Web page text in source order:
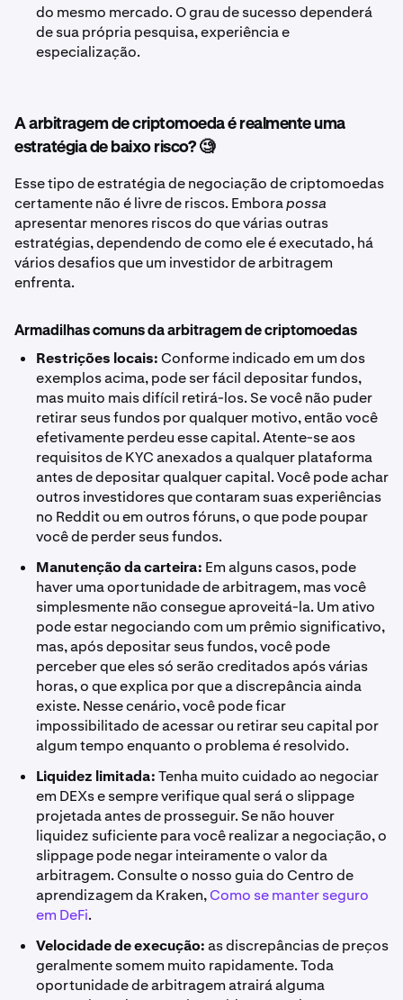
do mesmo mercado. O grau de sucesso dependerá
de sua própria pesquisa, experiência e
especialização.
A arbitragem de criptomoeda é realmente uma
estratégia de baixo risco? 🧐
Esse tipo de estratégia de negociação de criptomoedas
certamente não é livre de riscos. Emborapossa
apresentar menores riscos do que várias outras
estratégias, dependendo de como ele é executado, há
vários desafios que um investidor de arbitragem
enfrenta.
Armadilhas comuns da arbitragem de criptomoedas
Restrições locais:Conforme indicado em um dos
exemplos acima, pode ser fácil depositar fundos,
mas muito mais difícil retirá-los. Se você não puder
retirar seus fundos por qualquer motivo, então você
efetivamente perdeu esse capital. Atente-se aos
requisitos de KYC anexados a qualquer plataforma
antes de depositar qualquer capital. Você pode achar
outros investidores que contaram suas experiências
no Reddit ou em outros fóruns, o que pode poupar
você de perder seus fundos.
Manutenção da carteira: Em alguns casos, pode
haver uma oportunidade de arbitragem, mas você
simplesmente não consegue aproveitá-la. Um ativo
pode estar negociando com um prêmio significativo,
mas, após depositar seus fundos, você pode
perceber que eles só serão creditados após várias
horas, o que explica por que a discrepância ainda
existe. Nesse cenário, você pode ficar
impossibilitado de acessar ou retirar seu capital por
algum tempo enquanto o problema é resolvido.
Liquidez limitada:Tenha muito cuidado ao negociar
em DEXs e sempre verifique qual será o slippage
projetada antes de prosseguir. Se não houver
liquidez suficiente para você realizar a negociação, o
slippage pode negar inteiramente o valor da
arbitragem. Consulte o nosso guia do Centro de
aprendizagem da Kraken,Como se manter seguro
em DeFi.
Velocidade de execução:as discrepâncias de preços
geralmente somem muito rapidamente. Toda
oportunidade de arbitragem atrairá alguma